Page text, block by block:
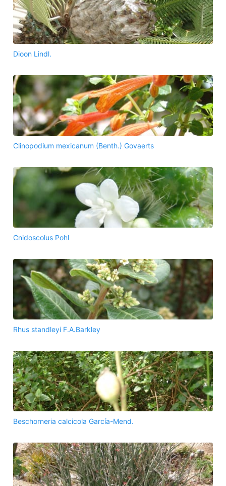
Dioon Lindl.
Clinopodium mexicanum (Benth.) Govaerts
Cnidoscolus Pohl
Rhus standleyi F.A.Barkley
Beschorneria calcicola García-Mend.